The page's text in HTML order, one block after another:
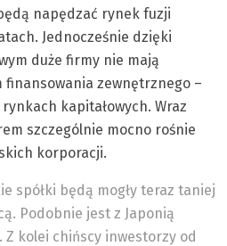
napędzać rynek fuzji
Jednocześnie dzięki
duże firmy nie mają
zewnętrznego –
kapitałowych. Wraz
szczególnie mocno rośnie
korporacji.
spółki będą mogły teraz taniej
Podobnie jest z Japonią
kolei chińscy inwestorzy od